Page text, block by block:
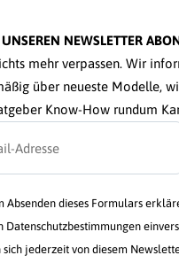
NEWSLETTER
mehr verpassen. Wir
über neueste Modelle,
Know-How rundum
Absenden dieses Formulars
Datenschutzbestimmungen
sich jederzeit von diesem